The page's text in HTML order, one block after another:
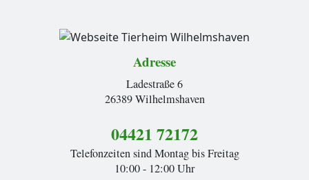
Adresse
Ladestraße 6
26389 Wilhelmshaven
04421 72172
Telefonzeiten sind Montag bis Freitag
10:00 - 12:00 Uhr